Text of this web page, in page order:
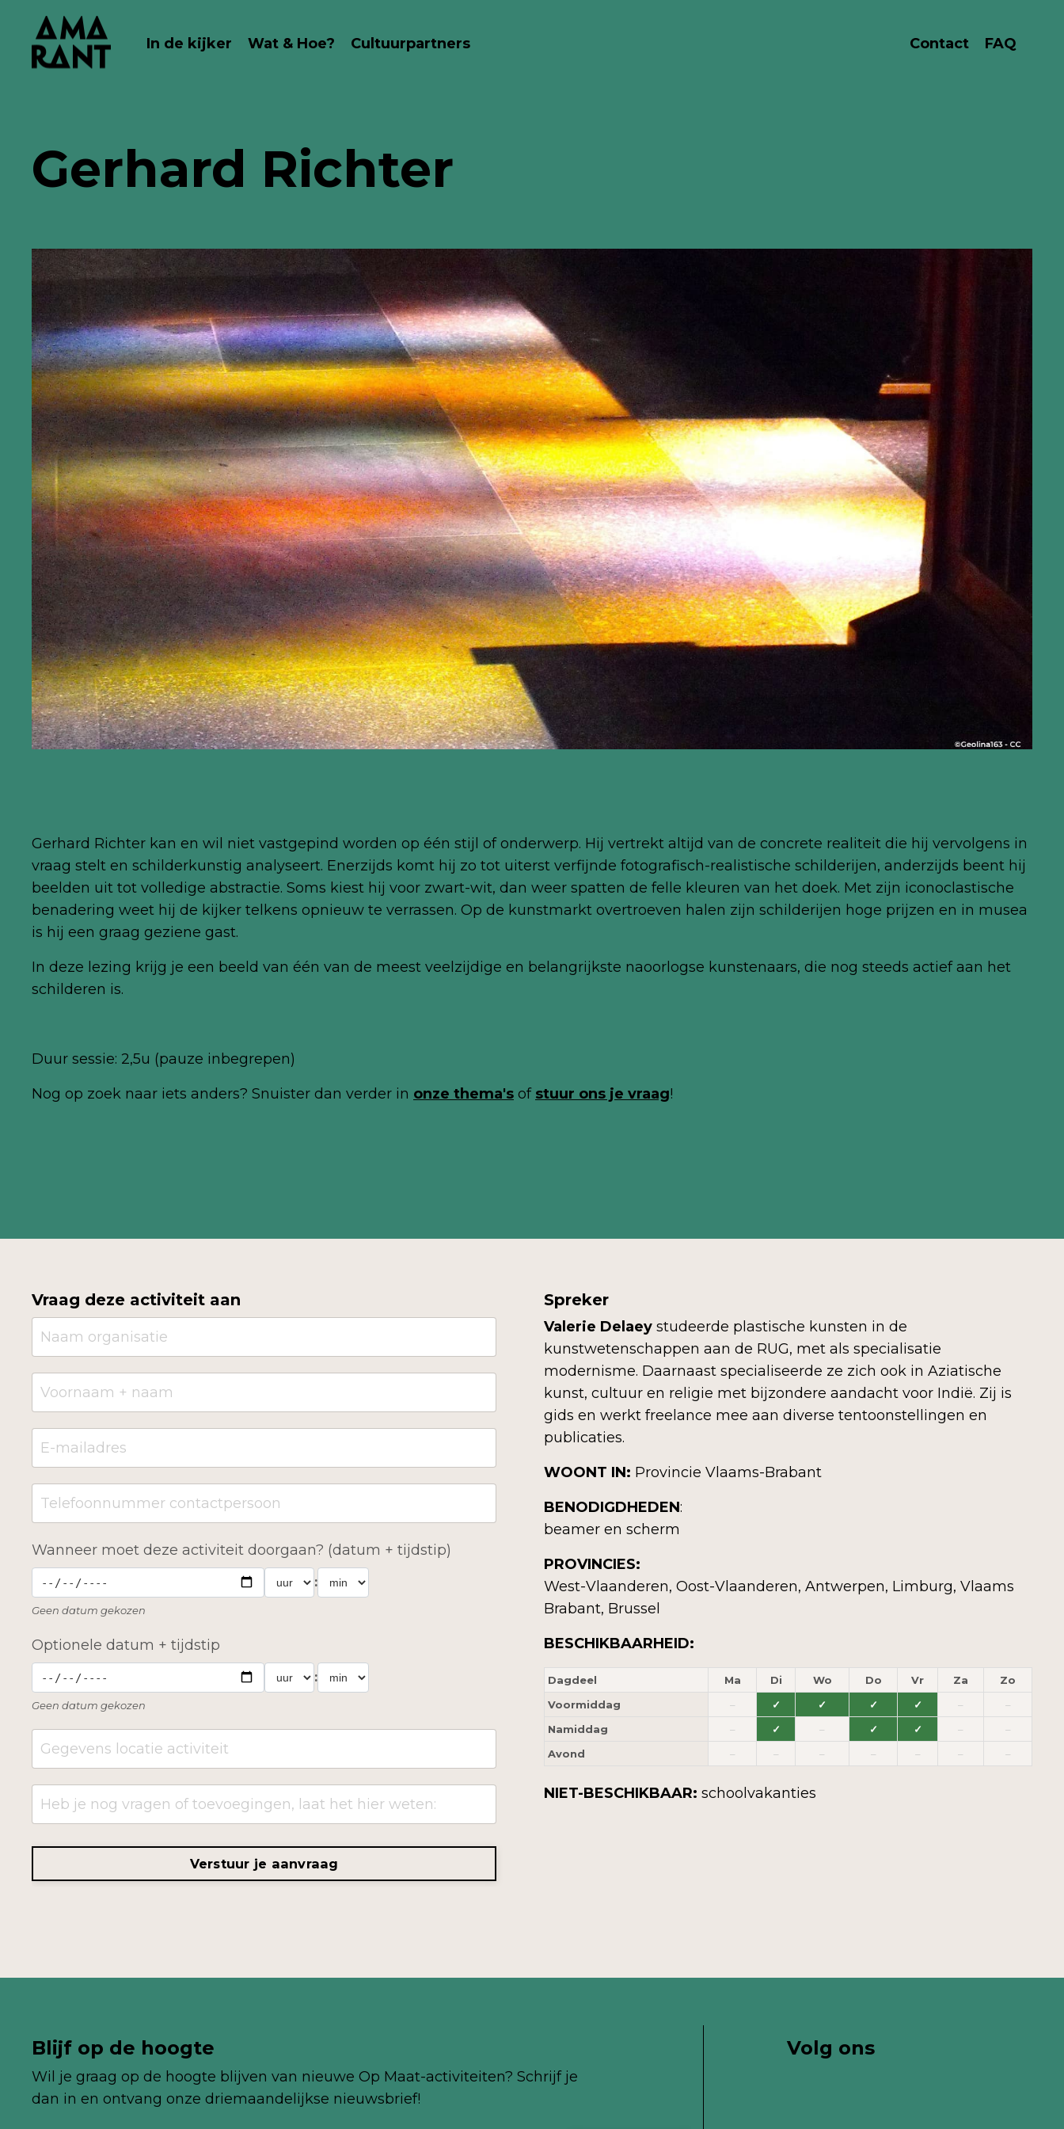
In de kijker Wat & Hoe? Cultuurpartners Contact FAQ
Gerhard Richter
Gerhard Richter kan en wil niet vastgepind worden op één stijl of onderwerp. Hij vertrekt altijd van de concrete realiteit die hij vervolgens in
vraag stelt en schilderkunstig analyseert. Enerzijds komt hij zo tot uiterst verfijnde fotografisch-realistische schilderijen, anderzijds beent hij
beelden uit tot volledige abstractie. Soms kiest hij voor zwart-wit, dan weer spatten de felle kleuren van het doek. Met zijn iconoclastische
benadering weet hij de kijker telkens opnieuw te verrassen. Op de kunstmarkt overtroeven halen zijn schilderijen hoge prijzen en in musea
is hij een graag geziene gast.
In deze lezing krijg je een beeld van één van de meest veelzijdige en belangrijkste naoorlogse kunstenaars, die nog steeds actief aan het
schilderen is.
Duur sessie: 2,5u (pauze inbegrepen)
Nog op zoek naar iets anders? Snuister dan verder in onze thema's of stuur ons je vraag!
Vraag deze activiteit aan
Wanneer moet deze activiteit doorgaan? (datum + tijdstip)
:
Geen datum gekozen
Optionele datum + tijdstip
:
Geen datum gekozen
Verstuur je aanvraag
Spreker
Valerie Delaey studeerde plastische kunsten in de
kunstwetenschappen aan de RUG, met als specialisatie
modernisme. Daarnaast specialiseerde ze zich ook in Aziatische
kunst, cultuur en religie met bijzondere aandacht voor Indië. Zij is
gids en werkt freelance mee aan diverse tentoonstellingen en
publicaties.
WOONT IN: Provincie Vlaams-Brabant
BENODIGDHEDEN:
beamer en scherm
PROVINCIES:
West-Vlaanderen, Oost-Vlaanderen, Antwerpen, Limburg, Vlaams
Brabant, Brussel
BESCHIKBAARHEID:
Dagdeel Ma Di Wo Do Vr Za
Zo
Voormiddag
– ✓ ✓ ✓ ✓ –
–
Namiddag
– ✓ – ✓ ✓ –
–
Avond
– – – – – – –
NIET-BESCHIKBAAR: schoolvakanties
Blijf op de hoogte
Wil je graag op de hoogte blijven van nieuwe Op Maat-activiteiten? Schrijf je
dan in en ontvang onze driemaandelijkse nieuwsbrief!
Volg ons